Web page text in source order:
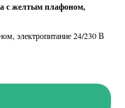
с желтым плафоном,
электропитание 24/230 В